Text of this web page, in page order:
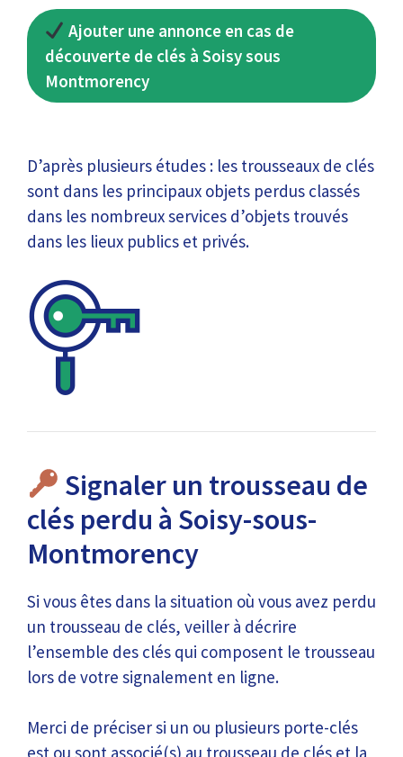
Ajouter une annonce en cas de
découverte de clés à Soisy sous
Montmorency
D’après plusieurs études : les trousseaux de clés
sont dans les principaux objets perdus classés
dans les nombreux services d’objets trouvés
dans les lieux publics et privés.
Signaler un trousseau de
clés perdu à Soisy-sous-
Montmorency
Si vous êtes dans la situation où vous avez perdu
un trousseau de clés, veiller à décrire
l’ensemble des clés qui composent le trousseau
lors de votre signalement en ligne.
Merci de préciser si un ou plusieurs porte-clés
est ou sont associé(s) au trousseau de clés et la